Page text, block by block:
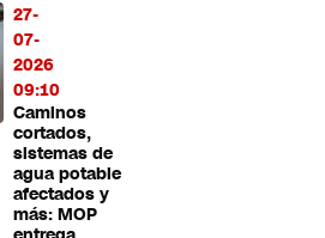
27-
07-
2026
09:10
Caminos
cortados,
sistemas de
agua potable
afectados y
más: MOP